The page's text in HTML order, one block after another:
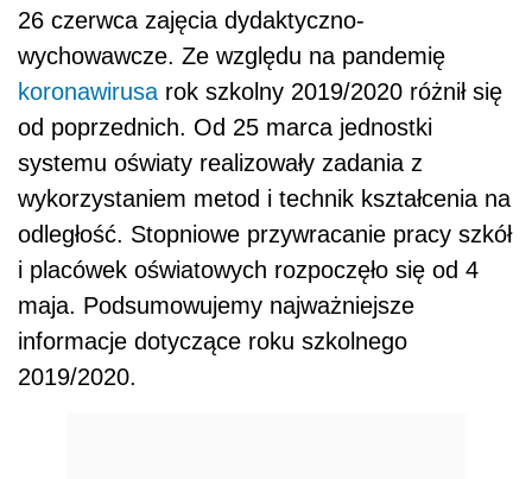
26 czerwca zajęcia dydaktyczno-
wychowawcze. Ze względu na pandemię
koronawirusa rok szkolny 2019/2020 różnił się
od poprzednich. Od 25 marca jednostki
systemu oświaty realizowały zadania z
wykorzystaniem metod i technik kształcenia na
odległość. Stopniowe przywracanie pracy szkół
i placówek oświatowych rozpoczęło się od 4
maja. Podsumowujemy najważniejsze
informacje dotyczące roku szkolnego
2019/2020.